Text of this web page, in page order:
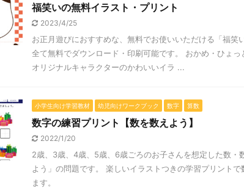
福笑いの無料イラスト・プリント
2023/4/25
お正月遊びにおすすめな、無料でお使いいただける「福笑
全て無料でダウンロード・印刷可能です。 おかめ・ひょ
オリジナルキャラクターのかわいいイラ ...
小学生向け学習教材 幼児向けワークブック 数字 算数
数字の練習プリント【数を数えよう】
2022/1/20
2歳、3歳、4歳、5歳、6歳ごろのお子さんを想定した数・
よう」の問題です。 楽しいイラストつきの学習プリント
ます。